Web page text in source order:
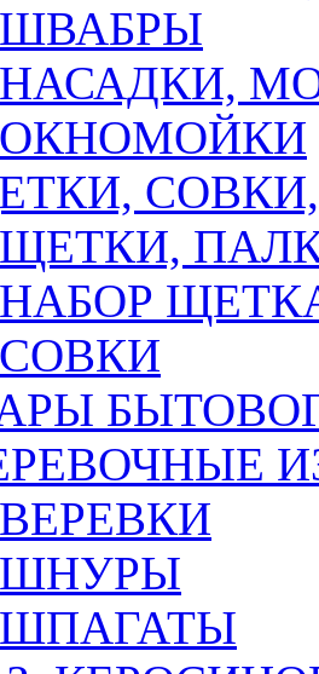
ШВАБРЫ
НАСАДКИ,
ОКНОМОЙКИ
ЩЕТКИ,
НАБОР
СОВКИ
ВЕРЕВКИ
ШНУРЫ
ШПАГАТЫ